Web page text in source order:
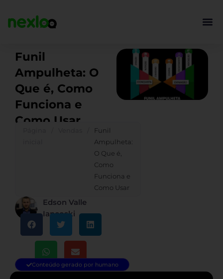
para
Funil
Ampulheta: O
Que é, Como
Funciona e
Como Usar
Funil
Ampulheta:
O Que é,
Como
Funciona e
Como Usar
Edson Valle
Iancoski
Conteúdo gerado por humano